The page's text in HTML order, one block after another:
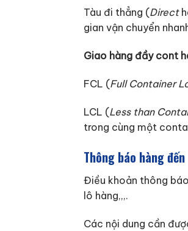
Tàu đi thẳng (Direct
gian vận chuyển
Giao hàng đầy cont
FCL (Full Container
LCL (Less than
trong cùng một
Thông báo hàng đến
Điều khoản thông
lô hàng,,,.
Các nội dung cần